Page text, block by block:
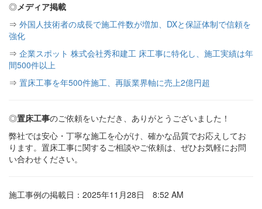
◎メディア掲載
⇒ 外国人技術者の成長で施工件数が増加、DXと保証体制で信頼を
強化
⇒ 企業スポット 株式会社秀和建工 床工事に特化し、施工実績は年
間500件以上
⇒ 置床工事を年500件施工、再販業界軸に売上2億円超
◎置床工事のご依頼をいただき、ありがとうございました！
弊社では安心・丁寧な施工を心がけ、確かな品質でお応えしてお
ります。置床工事に関するご相談やご依頼は、ぜひお気軽にお問
い合わせください。
施工事例の掲載日：2025年11月28日 8:52 AM